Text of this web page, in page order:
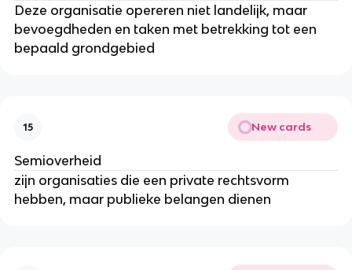
Deze organisatie opereren niet landelijk, maar
bevoegdheden en taken met betrekking tot een
bepaald grondgebied
15 New cards
Semioverheid
zijn organisaties die een private rechtsvorm
hebben, maar publieke belangen dienen